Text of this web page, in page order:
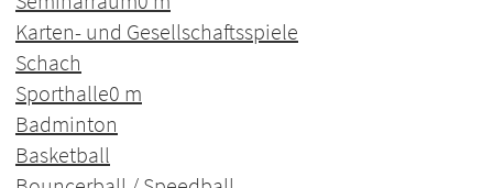
Karten- und Gesellschaftsspiele
Schach
Sporthalle0 m
Badminton
Basketball